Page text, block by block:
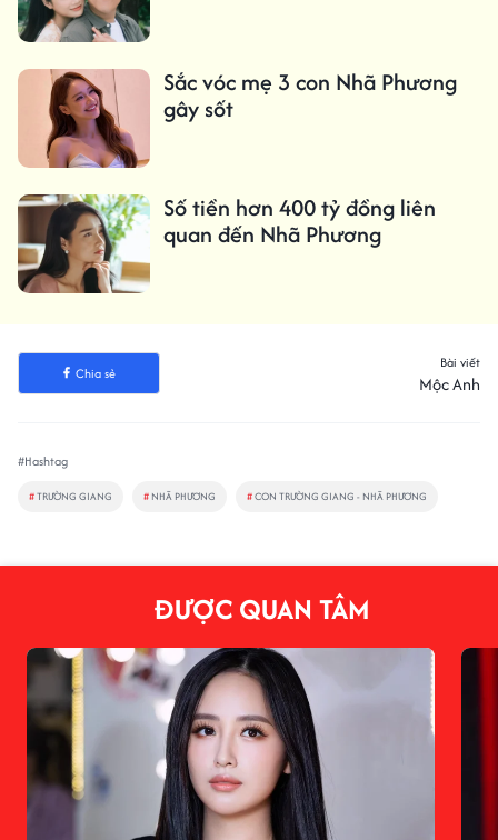
Sắc vóc mẹ 3 con Nhã Phương
gây sốt
Số tiền hơn 400 tỷ đồng liên
quan đến Nhã Phương
Chia sẻ
Bài viết
Mộc Anh
#Hashtag
#TRƯỜNG GIANG # NHÃ PHƯƠNG #CON TRƯỜNG GIANG - NHÃ PHƯƠNG
ĐƯỢC QUAN TÂM